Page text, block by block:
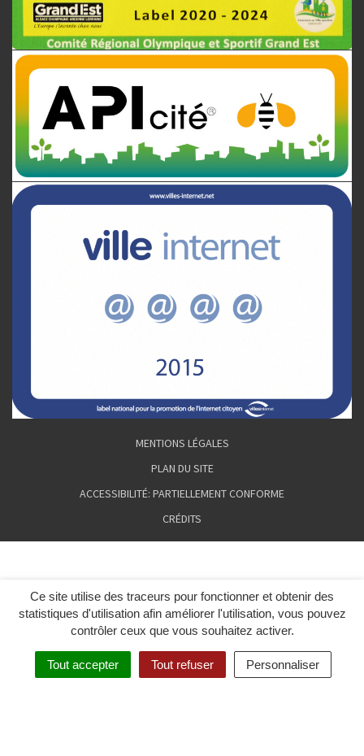
Ce site utilise des traceurs pour fonctionner et obtenir des
statistiques d'utilisation afin améliorer l'utilisation, vous pouvez
contrôler ceux que vous souhaitez activer.
Tout accepter Tout refuser Personnaliser
MENTIONS LÉGALES
PLAN DU SITE
ACCESSIBILITÉ: PARTIELLEMENT CONFORME
CRÉDITS